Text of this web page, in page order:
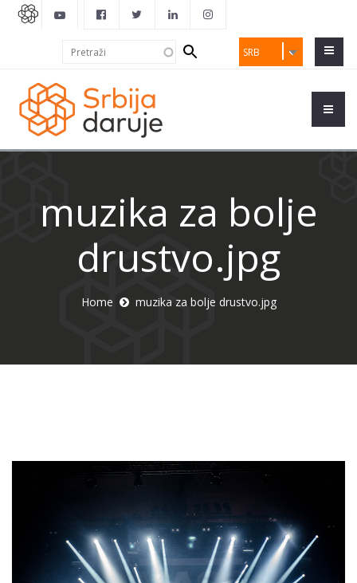
SRB
Search
form
muzika za bolje
drustvo.jpg
Home muzika za bolje drustvo.jpg